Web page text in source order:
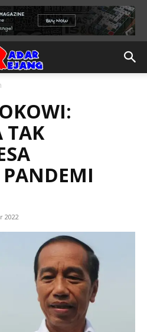
TAK
2022